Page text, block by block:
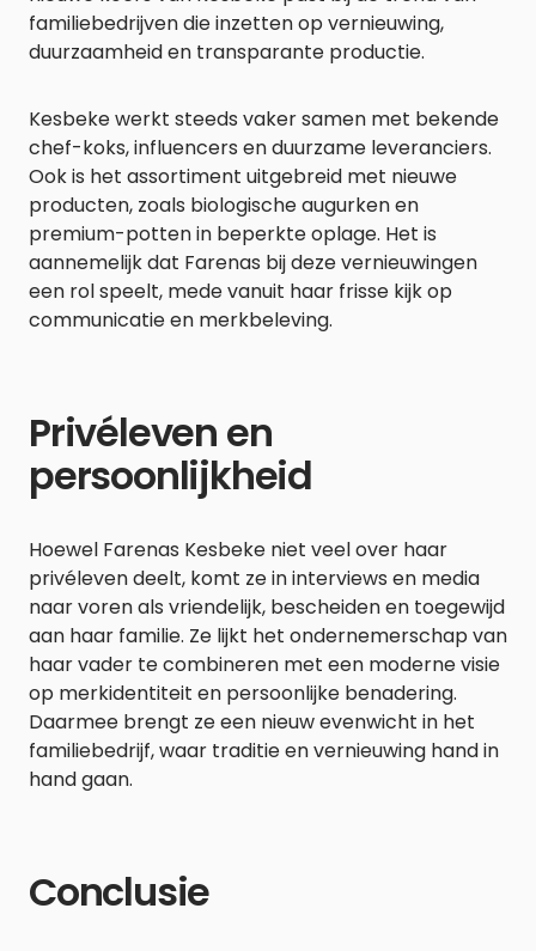
familiebedrijven die inzetten op vernieuwing,
duurzaamheid en transparante productie.
Kesbeke werkt steeds vaker samen met bekende
chef-koks, influencers en duurzame leveranciers.
Ook is het assortiment uitgebreid met nieuwe
producten, zoals biologische augurken en
premium-potten in beperkte oplage. Het is
aannemelijk dat Farenas bij deze vernieuwingen
een rol speelt, mede vanuit haar frisse kijk op
communicatie en merkbeleving.
Privéleven en
persoonlijkheid
Hoewel Farenas Kesbeke niet veel over haar
privéleven deelt, komt ze in interviews en media
naar voren als vriendelijk, bescheiden en toegewijd
aan haar familie. Ze lijkt het ondernemerschap van
haar vader te combineren met een moderne visie
op merkidentiteit en persoonlijke benadering.
Daarmee brengt ze een nieuw evenwicht in het
familiebedrijf, waar traditie en vernieuwing hand in
hand gaan.
Conclusie